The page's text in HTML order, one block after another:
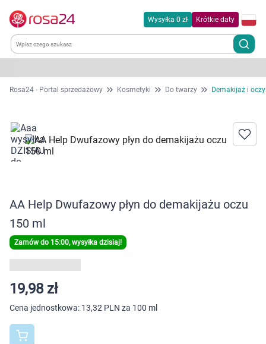
Wysyłka 0 zł Krótkie daty
Kategorie
Dla zwierząt
Zdrowie
Kobieta w ciąży i mama
Higiena
Kosmetyki
Rosa24 - Portal sprzedażowy Kosmetyki Do twarzy Demakijaż i
AA Help Dwufazowy płyn do demakijażu oczu
150 ml
Zamów do 15:00, wysyłka dzisiaj!
19,98 zł
Cena jednostkowa: 13,32 PLN za 100 ml